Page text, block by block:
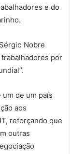
e do
Nobre
por
de um país
aos
reforçando que
outras